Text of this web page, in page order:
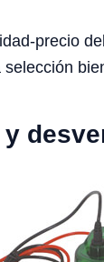
precio